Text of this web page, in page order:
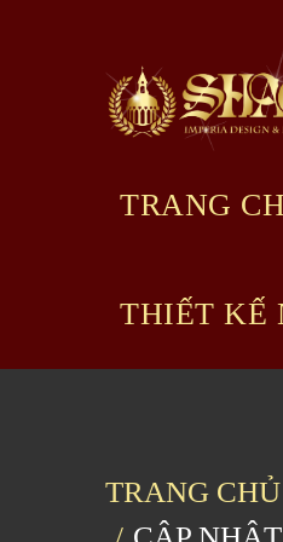
TRANG
THIẾT KẾ
TRANG CHỦ